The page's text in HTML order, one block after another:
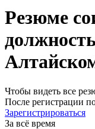
Резюме
Чтобы видеть все
После регистрации
Зарегистрироваться
За всё время